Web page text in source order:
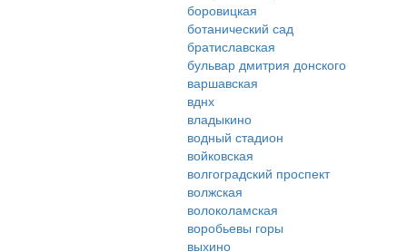
боровицкая
ботанический сад
братиславская
бульвар дмитрия донского
варшавская
вднх
владыкино
водный стадион
войковская
волгоградский проспект
волжская
волоколамская
воробьевы горы
выхино